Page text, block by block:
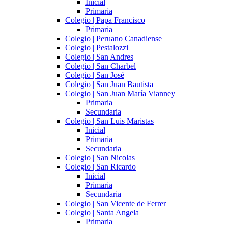
Inicial
Primaria
Colegio | Papa Francisco
Primaria
Colegio | Peruano Canadiense
Colegio | Pestalozzi
Colegio | San Andres
Colegio | San Charbel
Colegio | San José
Colegio | San Juan Bautista
Colegio | San Juan María Vianney
Primaria
Secundaria
Colegio | San Luis Maristas
Inicial
Primaria
Secundaria
Colegio | San Nicolas
Colegio | San Ricardo
Inicial
Primaria
Secundaria
Colegio | San Vicente de Ferrer
Colegio | Santa Angela
Primaria